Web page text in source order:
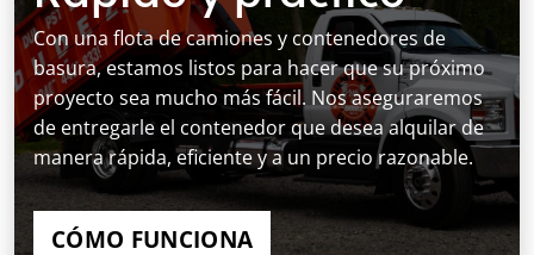
Con una flota de camiones y contenedores de
basura, estamos listos para hacer que su próximo
proyecto sea mucho más fácil. Nos aseguraremos
de entregarle el contenedor que desea alquilar de
manera rápida, eficiente y a un precio razonable.
CÓMO FUNCIONA